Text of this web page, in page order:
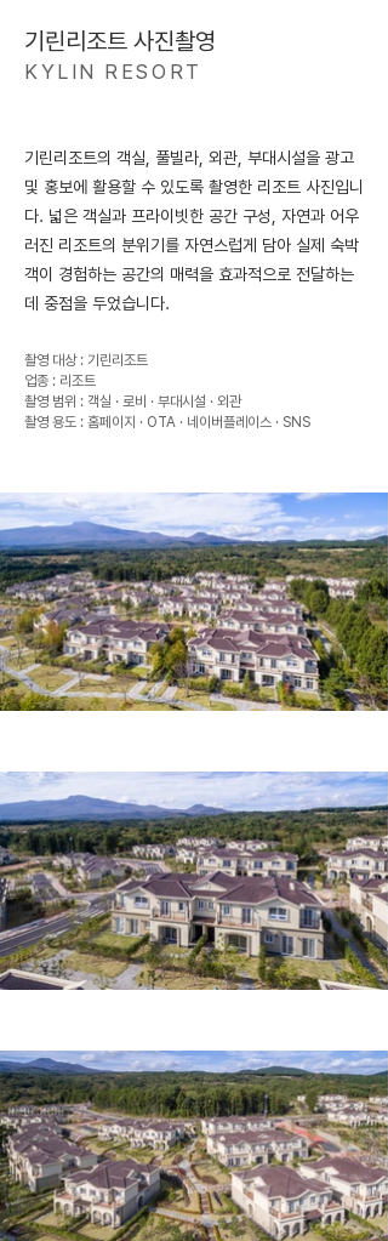
기린리조트 사진촬영
KYLIN RESORT
기린리조트의 객실, 풀빌라, 외관, 부대시설을 광고
및 홍보에 활용할 수 있도록 촬영한 리조트 사진입니
다. 넓은 객실과 프라이빗한 공간 구성, 자연과 어우
러진 리조트의 분위기를 자연스럽게 담아 실제 숙박
객이 경험하는 공간의 매력을 효과적으로 전달하는
데 중점을 두었습니다.
촬영 대상 : 기린리조트
업종 : 리조트
촬영 범위 : 객실 · 로비 · 부대시설 · 외관
촬영 용도 : 홈페이지 · OTA · 네이버플레이스 · SNS